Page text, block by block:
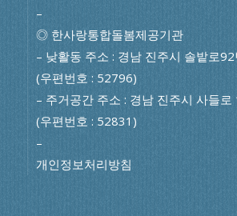
–
◎ 한사랑통합돌봄제공기관
– 낮활동 주소 : 경남 진주시 솔밭로
(우편번호 : 52796)
– 주거공간 주소 : 경남 진주시 사들로
(우편번호 : 52831)
–
개인정보처리방침